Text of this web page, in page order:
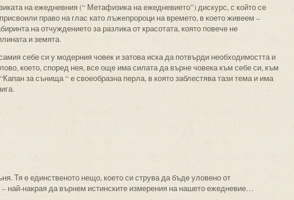
на ежедневния (“ Метафизика на ежедневието”) дискурс, с който се
право на глас като лъжепророци на времето, в което живеем –
на отчуждението за разлика от красотата, която повече не
и земята.
себе си у модерния човек и затова иска да потвърди необходимостта и
което, според нея, все още има силата да върне човека към себе си, към
за сънища “ е своеобразна перла, в която заблестява тази тема и има
Тя е единственото нещо, което си струва да бъде уловено от
най-накрая да върнем истинските измерения на нашето ежедневие…